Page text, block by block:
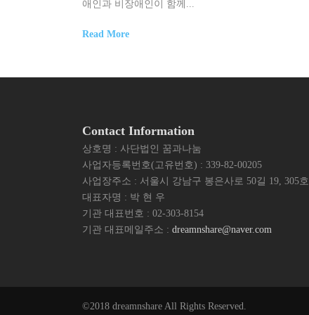
애인과 비장애인이 함께...
Read More
Contact Information
상호명 : 사단법인 꿈과나눔
사업자등록번호(고유번호) : 339-82-00205
사업장주소 : 서울시 강남구 봉은사로 50길 19, 305호
대표자명 : 박 현 우
기관 대표번호 : 02-303-8154
기관 대표메일주소 : dreamnshare@naver.com
©2018 dreamnshare All Rights Reserved.